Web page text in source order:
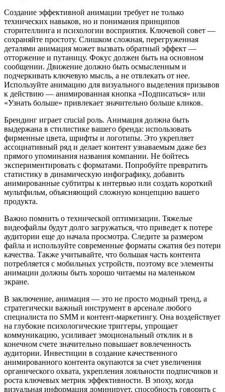
Создание эффективной анимации требует не только
технических навыков, но и понимания принципов
сторителлинга и психологии восприятия. Ключевой совет —
сохраняйте простоту. Слишком сложная, перегруженная
деталями анимация может вызвать обратный эффект —
отторжение и путаницу. Фокус должен быть на основном
сообщении. Движение должно быть осмысленным и
подчеркивать ключевую мысль, а не отвлекать от нее.
Используйте анимацию для визуального выделения призывов
к действию — анимированная кнопка «Подписаться» или
«Узнать больше» привлекает значительно больше кликов.
Брендинг играет crucial роль. Анимация должна быть
выдержана в стилистике вашего бренда: использовать
фирменные цвета, шрифты и логотипы. Это укрепляет
ассоциативный ряд и делает контент узнаваемым даже без
прямого упоминания названия компании. Не бойтесь
экспериментировать с форматами. Попробуйте превратить
статистику в динамическую инфографику, добавить
анимированные субтитры к интервью или создать короткий
мультфильм, объясняющий сложную концепцию вашего
продукта.
Важно помнить о технической оптимизации. Тяжелые
видеофайлы будут долго загружаться, что приведет к потере
аудитории еще до начала просмотра. Следите за размером
файла и используйте современные форматы сжатия без потери
качества. Также учитывайте, что большая часть контента
потребляется с мобильных устройств, поэтому все элементы
анимации должны быть хорошо читаемы на маленьком
экране.
В заключение, анимация — это не просто модный тренд, а
стратегически важный инструмент в арсенале любого
специалиста по SMM и контент-маркетингу. Она воздействует
на глубокие психологические триггеры, упрощает
коммуникацию, усиливает эмоциональный отклик и в
конечном счете значительно повышает вовлеченность
аудитории. Инвестиции в создание качественного
анимированного контента окупаются за счет увеличения
органического охвата, укрепления лояльности подписчиков и
роста ключевых метрик эффективности. В эпоху, когда
визуальная информация доминирует, способность говорить с